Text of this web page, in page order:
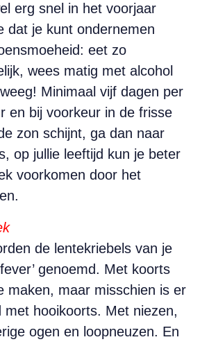
erg snel in het voorjaar
je kunt ondernemen
eet zo
wees matig met alcohol
Minimaal vijf dagen per
en bij voorkeur in de frisse
zon schijnt, ga dan naar
op jullie leeftijd kun je beter
voorkomen door het
de lentekriebels van je
genoemd. Met koorts
maken, maar misschien is er
met hooikoorts. Met niezen,
ogen en loopneuzen. En